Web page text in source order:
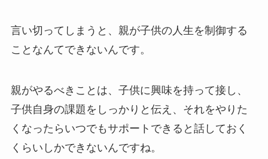
言い切ってしまうと、親が子供の人生を制御する
ことなんてできないんです。
親がやるべきことは、子供に興味を持って接し、
子供自身の課題をしっかりと伝え、それをやりた
くなったらいつでもサポートできると話しておく
くらいしかできないんですね。